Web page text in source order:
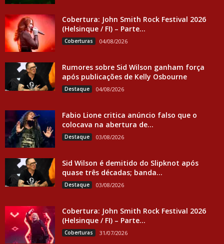
Cobertura: John Smith Rock Festival 2026
(Helsinque / FI) – Parte...
Coberturas 04/08/2026
Rumores sobre Sid Wilson ganham força
após publicações de Kelly Osbourne
Destaque 04/08/2026
Fabio Lione critica anúncio falso que o
colocava na abertura de...
Destaque 03/08/2026
Sid Wilson é demitido do Slipknot após
quase três décadas; banda...
Destaque 03/08/2026
Cobertura: John Smith Rock Festival 2026
(Helsinque / FI) – Parte...
Coberturas 31/07/2026